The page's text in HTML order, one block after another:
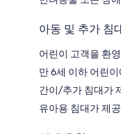
아동 및 추가 침
어린이 고객을 환
만 6세 이하 어린
간이/추가 침대가
유아용 침대가 제